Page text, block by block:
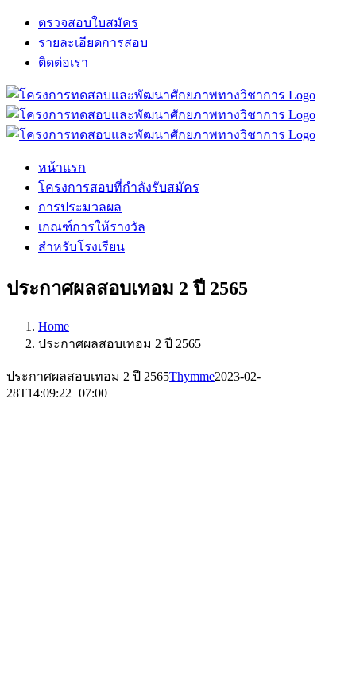
Skip
content
ตรวจสอบใบสมัคร
รายละเอียดการสอบ
ติดต่อเรา
Facebook
X
LINE
หน้าแรก
โครงการสอบที่กำลังรับสมัคร
การประมวลผล
เกณฑ์การให้รางวัล
สำหรับโรงเรียน
ประกาศผลสอบเทอม 2 ปี 2565
Home
ประกาศผลสอบเทอม 2 ปี 2565
ประกาศผลสอบเทอม 2 ปี 2565Thymme2023-02-
28T14:09:22+07:00